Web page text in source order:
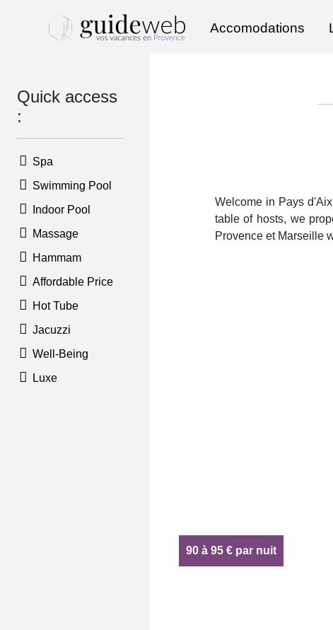
Accomodations
Quick access
:
Spa
Swimming Pool
Indoor Pool
Massage
Hammam
Affordable Price
Hot Tube
Jacuzzi
Well-Being
Luxe
Welcome in Pays
table of hosts, we
Provence et Marseille
90 à 95 € par nuit